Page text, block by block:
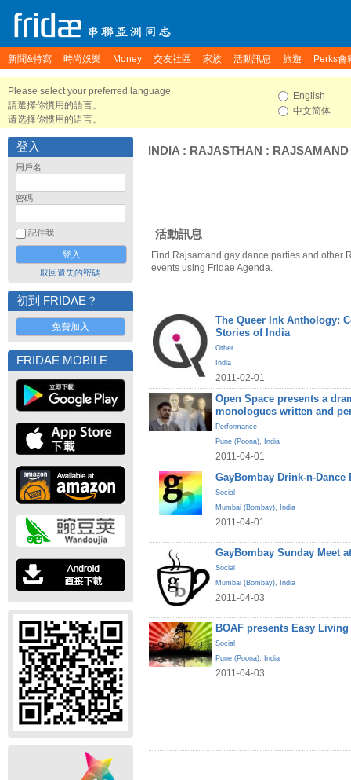
新聞&特寫 時尚娛樂 Money 交友社區 家族 活動訊息 旅遊 Perks會
Please select your preferred language.
請選擇你慣用的語言。
请选择你惯用的语言。
English
中文简体
登入
用戶名
密碼
記住我
取回遺失的密碼
初到 FRIDAE？
免費加入
FRIDAE MOBILE
INDIA : RAJASTHAN : RAJSAMAND
活動訊息
Find Rajsamand gay dance parties and other
events using Fridae Agenda.
The Queer Ink Anthology:
Stories of India
Other
India
2011-02-01
Open Space presents a
monologues written and
Performance
Pune (Poona), India
2011-04-01
GayBombay Drink-n-Dance
Social
Mumbai (Bombay), India
2011-04-01
GayBombay Sunday Meet
Social
Mumbai (Bombay), India
2011-04-03
BOAF presents Easy
Social
Pune (Poona), India
2011-04-03